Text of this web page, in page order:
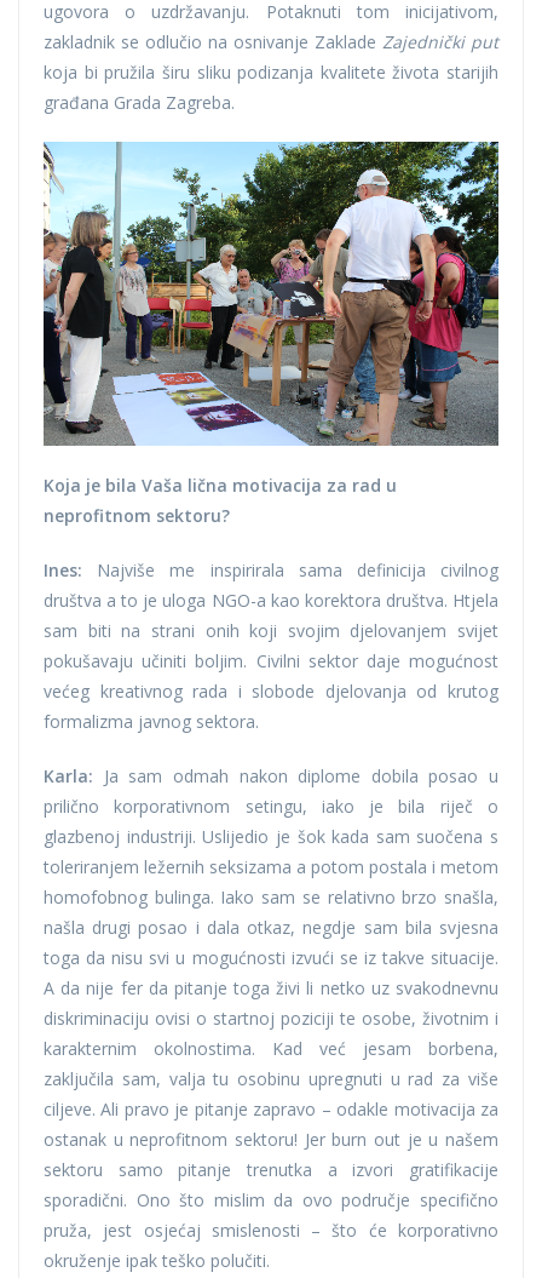
ugovora o uzdržavanju. Potaknuti tom inicijativom,
zakladnik se odlučio na osnivanje Zaklade Zajednički put
koja bi pružila širu sliku podizanja kvalitete života starijih
građana Grada Zagreba.
Koja je bila Vaša lična motivacija za rad u
neprofitnom sektoru?
Ines: Najviše me inspirirala sama definicija civilnog
društva a to je uloga NGO-a kao korektora društva. Htjela
sam biti na strani onih koji svojim djelovanjem svijet
pokušavaju učiniti boljim. Civilni sektor daje mogućnost
većeg kreativnog rada i slobode djelovanja od krutog
formalizma javnog sektora.
Karla: Ja sam odmah nakon diplome dobila posao u
prilično korporativnom setingu, iako je bila riječ o
glazbenoj industriji. Uslijedio je šok kada sam suočena s
toleriranjem ležernih seksizama a potom postala i metom
homofobnog bulinga. Iako sam se relativno brzo snašla,
našla drugi posao i dala otkaz, negdje sam bila svjesna
toga da nisu svi u mogućnosti izvući se iz takve situacije.
A da nije fer da pitanje toga živi li netko uz svakodnevnu
diskriminaciju ovisi o startnoj poziciji te osobe, životnim i
karakternim okolnostima. Kad već jesam borbena,
zaključila sam, valja tu osobinu upregnuti u rad za više
ciljeve. Ali pravo je pitanje zapravo – odakle motivacija za
ostanak u neprofitnom sektoru! Jer burn out je u našem
sektoru samo pitanje trenutka a izvori gratifikacije
sporadični. Ono što mislim da ovo područje specifično
pruža, jest osjećaj smislenosti – što će korporativno
okruženje ipak teško polučiti.